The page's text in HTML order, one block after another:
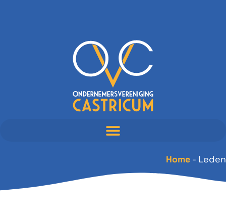
Home - Leden